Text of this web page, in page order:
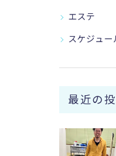
エステ
スケジュー
最近の